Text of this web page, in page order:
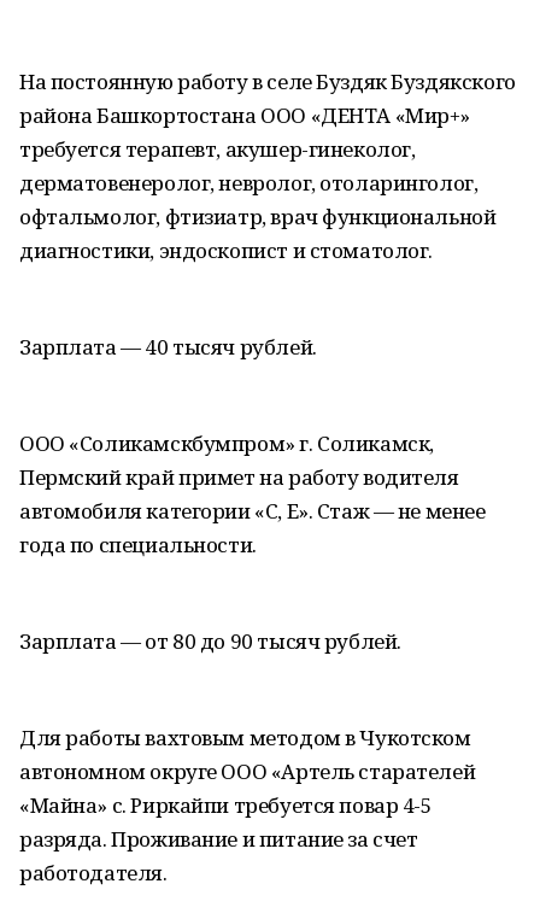
На постоянную работу в селе Буздяк Буздякского
района Башкортостана ООО «ДЕНТА «Мир+»
требуется терапевт, акушер-гинеколог,
дерматовенеролог, невролог, отоларинголог,
офтальмолог, фтизиатр, врач функциональной
диагностики, эндоскопист и стоматолог.
Зарплата — 40 тысяч рублей.
ООО «Соликамскбумпром» г. Соликамск,
Пермский край примет на работу водителя
автомобиля категории «С, Е». Стаж — не менее
года по специальности.
Зарплата — от 80 до 90 тысяч рублей.
Для работы вахтовым методом в Чукотском
автономном округе ООО «Артель старателей
«Майна» с. Риркайпи требуется повар 4-5
разряда. Проживание и питание за счет
работодателя.